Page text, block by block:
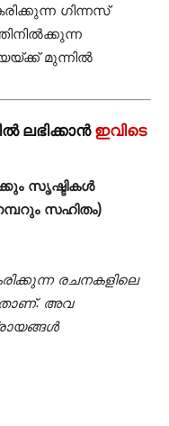
ഗിന്നസ്
മുന്നിൽ
ലഭിക്കാൻ ഇവിടെ
സൃഷ്ടികൾ
സഹിതം)
രചനകളിലെ
അവ